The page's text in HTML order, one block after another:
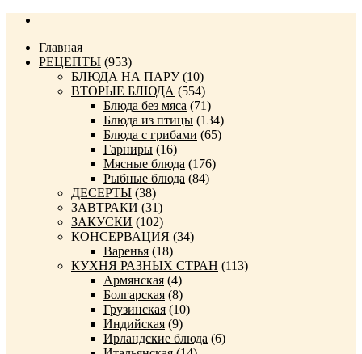
Главная
РЕЦЕПТЫ (953)
БЛЮДА НА ПАРУ(10)
ВТОРЫЕ БЛЮДА (554)
Блюда без мяса (71)
Блюда из птицы (134)
Блюда с грибами (65)
Гарниры (16)
Мясные блюда (176)
Рыбные блюда (84)
ДЕСЕРТЫ (38)
ЗАВТРАКИ (31)
ЗАКУСКИ (102)
КОНСЕРВАЦИЯ (34)
Варенья (18)
КУХНЯ РАЗНЫХ СТРАН (113)
Армянская (4)
Болгарская (8)
Грузинская (10)
Индийская (9)
Ирландские блюда (6)